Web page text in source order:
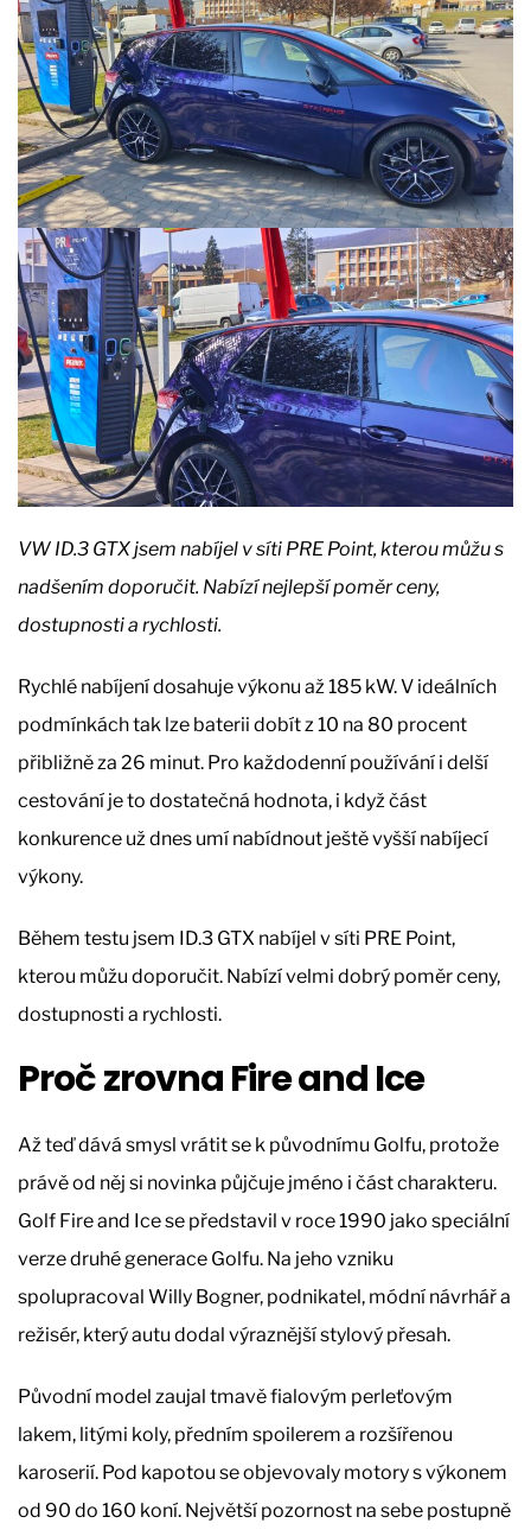
VW ID.3 GTX jsem nabíjel v síti PRE Point, kterou můžu s
nadšením doporučit. Nabízí nejlepší poměr ceny,
dostupnosti a rychlosti.
Rychlé nabíjení dosahuje výkonu až 185 kW. V ideálních
podmínkách tak lze baterii dobít z 10 na 80 procent
přibližně za 26 minut. Pro každodenní používání i delší
cestování je to dostatečná hodnota, i když část
konkurence už dnes umí nabídnout ještě vyšší nabíjecí
výkony.
Během testu jsem ID.3 GTX nabíjel v síti PRE Point,
kterou můžu doporučit. Nabízí velmi dobrý poměr ceny,
dostupnosti a rychlosti.
Proč zrovna Fire and Ice
Až teď dává smysl vrátit se k původnímu Golfu, protože
právě od něj si novinka půjčuje jméno i část charakteru.
Golf Fire and Ice se představil v roce 1990 jako speciální
verze druhé generace Golfu. Na jeho vzniku
spolupracoval Willy Bogner, podnikatel, módní návrhář a
režisér, který autu dodal výraznější stylový přesah.
Původní model zaujal tmavě fialovým perleťovým
lakem, litými koly, předním spoilerem a rozšířenou
karoserií. Pod kapotou se objevovaly motory s výkonem
od 90 do 160 koní. Největší pozornost na sebe postupně